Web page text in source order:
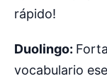
rápido!
Duolingo:
vocabulario